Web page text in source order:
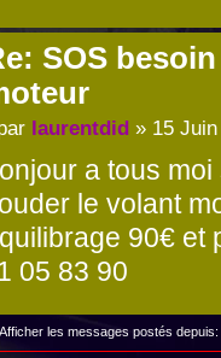
SOS
laurentdid» 15 Juin
a tous
le volant
90€ et
05 83 90
Afficher les messages postés depuis: